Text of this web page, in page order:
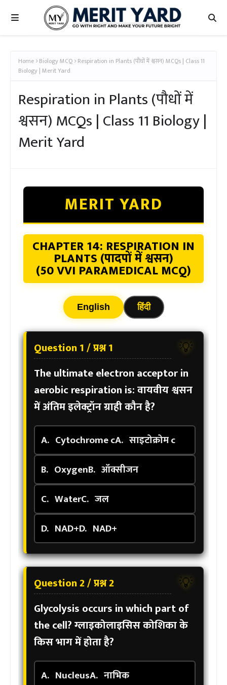
Home Biology MCQ Respiration in Plants (पौधों में श्वसन) MCQs | Class 11
Biology | Merit Yard
Respiration in Plants (पौधों में
श्वसन) MCQs | Class 11 Biology |
Merit Yard
MERIT YARD
CHAPTER 14: RESPIRATION IN
PLANTS (पादपों में श्वसन)
(50 VVI PARAMEDICAL MCQ)
English हिंदी
💡
Question 1 / प्रश्न 1
The ultimate electron acceptor in
aerobic respiration is:वायवीय श्वसन
में अंतिम इलेक्ट्रॉन ग्राही कौन है?
A. Cytochrome cA. साइटोक्रोम c
B. OxygenB. ऑक्सीजन
C. WaterC. जल
D. NAD+D. NAD+
💡
Question 2 / प्रश्न 2
Glycolysis occurs in which part of
the cell?ग्लाइकोलाइसिस कोशिका के
किस भाग में होता है?
A. NucleusA. नाभिक